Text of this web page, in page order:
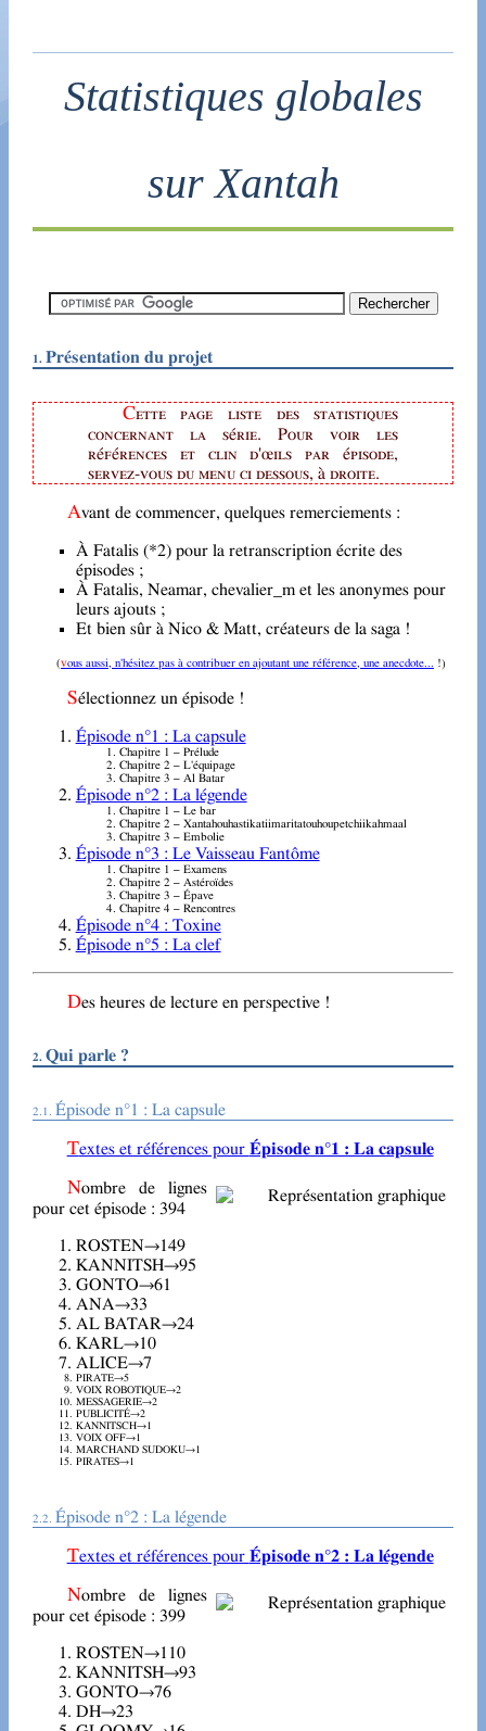
Statistiques globales
sur Xantah
Présentation du projet
Cette page liste des statistiques
concernant la série. Pour voir les
références et clin d'œils par épisode,
servez-vous du menu ci dessous, à droite.
Avant de commencer, quelques remerciements :
À Fatalis (*2) pour la retranscription écrite des
épisodes ;
À Fatalis, Neamar, chevalier_m et les anonymes pour
leurs ajouts ;
Et bien sûr à Nico & Matt, créateurs de la saga !
( vous aussi, n'hésitez pas à contribuer en ajoutant une référence, une anecdote... !)
Sélectionnez un épisode !
Épisode n°1 : La capsule
Chapitre 1 – Prélude
Chapitre 2 – L'équipage
Chapitre 3 – Al Batar
Épisode n°2 : La légende
Chapitre 1 – Le bar
Chapitre 2 – Xantahouhastikatiimaritatouhoupetchiikahmaal
Chapitre 3 – Embolie
Épisode n°3 : Le Vaisseau Fantôme
Chapitre 1 – Examens
Chapitre 2 – Astéroïdes
Chapitre 3 – Épave
Chapitre 4 – Rencontres
Épisode n°4 : Toxine
Épisode n°5 : La clef
Des heures de lecture en perspective !
Qui parle ?
Épisode n°1 : La capsule
Textes et références pour Épisode n°1 : La capsule
Nombre de lignes
pour cet épisode : 394
ROSTEN→149
KANNITSH→95
GONTO→61
ANA→33
AL BATAR→24
KARL→10
ALICE→7
PIRATE→5
VOIX ROBOTIQUE→2
MESSAGERIE→2
PUBLICITÉ→2
KANNITSCH→1
VOIX OFF→1
MARCHAND SUDOKU→1
PIRATES→1
Épisode n°2 : La légende
Textes et références pour Épisode n°2 : La légende
Nombre de lignes
pour cet épisode : 399
ROSTEN→110
KANNITSH→93
GONTO→76
DH→23